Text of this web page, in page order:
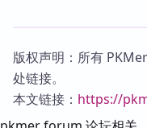
版权声明：所有
处链接。
本文链接： https://